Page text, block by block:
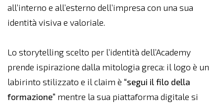
all’interno e all’esterno dell’impresa con una sua
identità visiva e valoriale.
Lo storytelling scelto per l’identità dell’Academy
prende ispirazione dalla mitologia greca: il logo è un
labirinto stilizzato e il claim è “segui il filo della
formazione” mentre la sua piattaforma digitale si